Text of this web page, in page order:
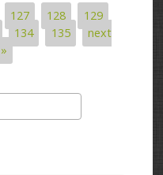
127 128
129
134 135
next